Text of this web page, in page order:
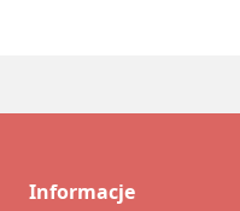
Informacje